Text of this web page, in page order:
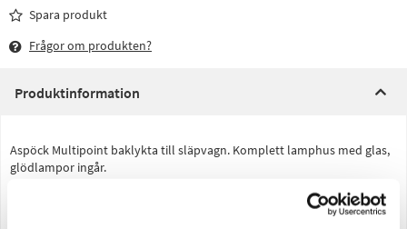
Spara produkt
Frågor om produkten?
Produktinformation
Aspöck Multipoint baklykta till släpvagn. Komplett lamphus med glas,
glödlampor ingår.